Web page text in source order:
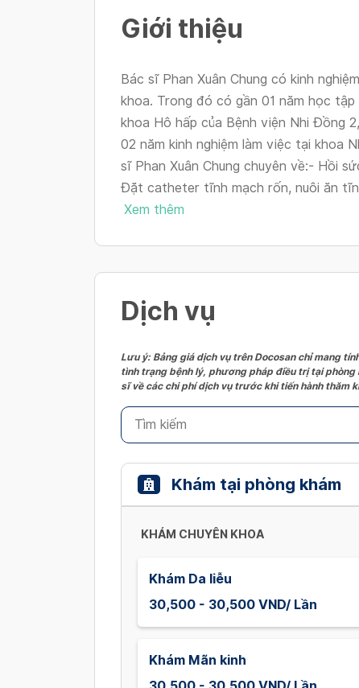
Giới thiệu
Bác sĩ Phan Xuân Chung có kinh
khoa. Trong đó có gần 01 năm học
khoa Hô hấp của Bệnh viện Nhi Đồng
02 năm kinh nghiệm làm việc tại khoa
sĩ Phan Xuân Chung chuyên về:- Hồi
Đặt catheter tĩnh mạch rốn, nuôi ăn
Xem thêm
Dịch vụ
Lưu ý: Bảng giá dịch vụ trên Docosan chỉ mang
tình trạng bệnh lý, phương pháp điều trị tại
sĩ về các chi phí dịch vụ trước khi tiến hành thăm
Khám tại phòng khám
KHÁM CHUYÊN KHOA
Khám Da liễu
30,500 - 30,500 VND/ Lần
Khám Mãn kinh